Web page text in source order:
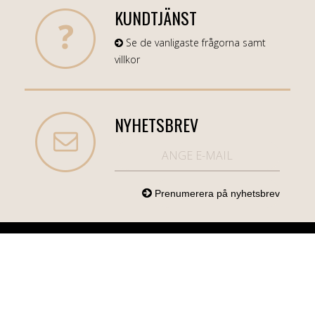
KUNDTJÄNST
Se de vanligaste frågorna samt
villkor
NYHETSBREV